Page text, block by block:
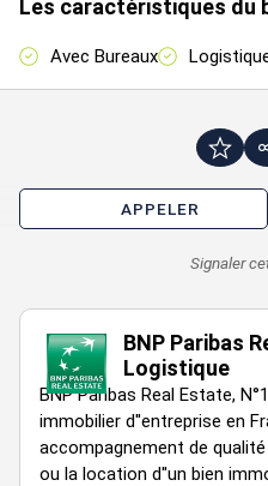
Hauteur libre : 11,70
Portes d'accès plain-
Portes d'accès à quai :
Site clôturé et sécurisé
Charges au sol : 5
Sprinklers
Les caractéristiques du
Avec Bureaux
APPELER
Signaler
BNP Paribas
Logistique
BNP Paribas Real Estate,
immobilier d''entreprise en
accompagnement de
ou la location d''un bien